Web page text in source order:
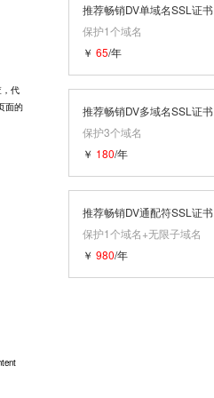
代
面的
推荐畅销DV单域名SSL证书
保护1个域名
￥ 65/年
推荐畅销DV多域名SSL证书
保护3个域名
￥ 180/年
推荐畅销DV通配符SSL证书
保护1个域名+无限子域名
￥ 980/年